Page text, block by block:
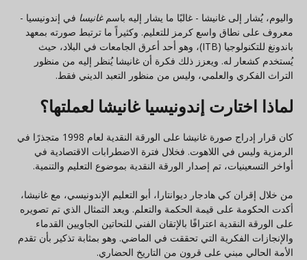
واليوم، يُشار إلى غانيشا - غالبًا ما يشار إليه باسمغانيسا في إندونيسيا -
معروف على نطاق واسع كرمز للتعليم. وكثيراً ما ترتبط صورته بمعهد
باندونغ للتكنولوجيا (ITB)، وهو أحد أعرق الجامعات في البلاد، حيث
يُستخدم كشعار له. ويعزز ذلك فكرة أن غانيشا يُنظر إليه من منظور
التراث الفكري والعلمي، وليس من منظور التعبد الديني فقط.
لماذا اختارت إندونيسيا غانيشا لعملتها؟
كان قرار إدراج صورة غانيشا على الورقة النقدية لعام 1998 متجذرًا في
الرمزية وليس في اللاهوت. فخلال فترة الاضطرابات الاقتصادية في
أواخر التسعينيات، تم إصدار الورقة النقدية بموضوع التعليم والتنمية.
من خلال إقران كي هادجار ديوانتارا، أبو التعليم الإندونيسي، مع غانيشا،
أكدت الحكومة على قيمة الحكمة والتعلم. ويعد التمثال الذي تم تصويره
على الورقة النقدية اعترافًا بالإتقان الفني للنحاتين الجاويين القدماء
والإنجازات الفكرية التي تحققت في الماضي. وهو بمثابة تذكير بأن تقدم
الأمة الحالي مبني على قرون من التاريخ الحضاري.